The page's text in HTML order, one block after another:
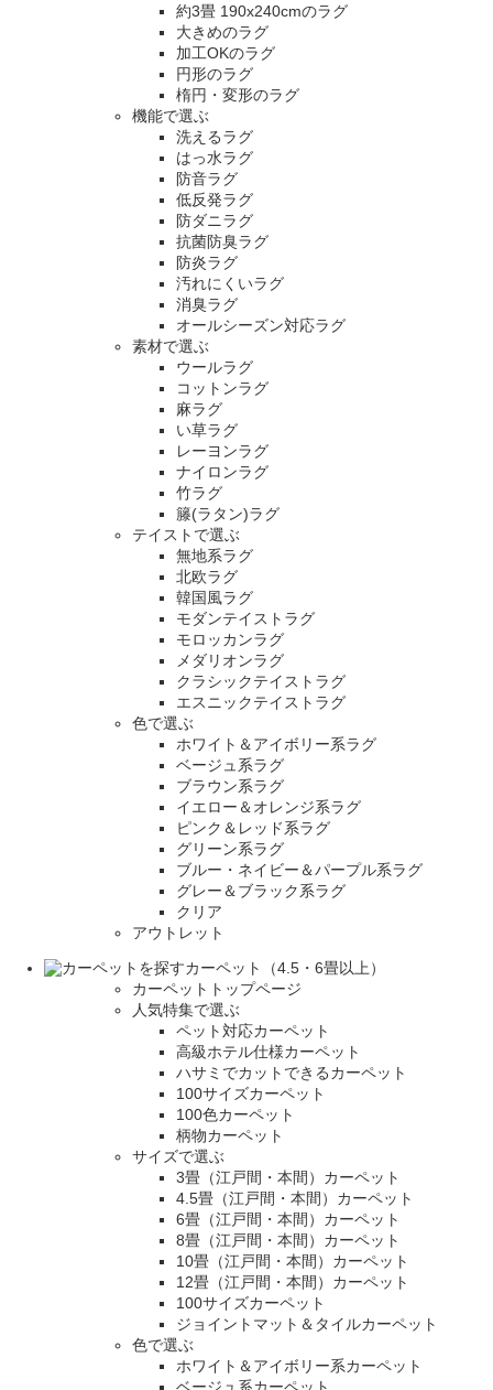
約3畳 190x240cmのラグ
大きめのラグ
加工OKのラグ
円形のラグ
楕円・変形のラグ
機能で選ぶ
洗えるラグ
はっ水ラグ
防音ラグ
低反発ラグ
防ダニラグ
抗菌防臭ラグ
防炎ラグ
汚れにくいラグ
消臭ラグ
オールシーズン対応ラグ
素材で選ぶ
ウールラグ
コットンラグ
麻ラグ
い草ラグ
レーヨンラグ
ナイロンラグ
竹ラグ
籐(ラタン)ラグ
テイストで選ぶ
無地系ラグ
北欧ラグ
韓国風ラグ
モダンテイストラグ
モロッカンラグ
メダリオンラグ
クラシックテイストラグ
エスニックテイストラグ
色で選ぶ
ホワイト＆アイボリー系ラグ
ベージュ系ラグ
ブラウン系ラグ
イエロー＆オレンジ系ラグ
ピンク＆レッド系ラグ
グリーン系ラグ
ブルー・ネイビー＆パープル系ラグ
グレー＆ブラック系ラグ
クリア
アウトレット
カーペット（4.5・6畳以上）
カーペットトップページ
人気特集で選ぶ
ペット対応カーペット
高級ホテル仕様カーペット
ハサミでカットできるカーペット
100サイズカーペット
100色カーペット
柄物カーペット
サイズで選ぶ
3畳（江戸間・本間）カーペット
4.5畳（江戸間・本間）カーペット
6畳（江戸間・本間）カーペット
8畳（江戸間・本間）カーペット
10畳（江戸間・本間）カーペット
12畳（江戸間・本間）カーペット
100サイズカーペット
ジョイントマット＆タイルカーペット
色で選ぶ
ホワイト＆アイボリー系カーペット